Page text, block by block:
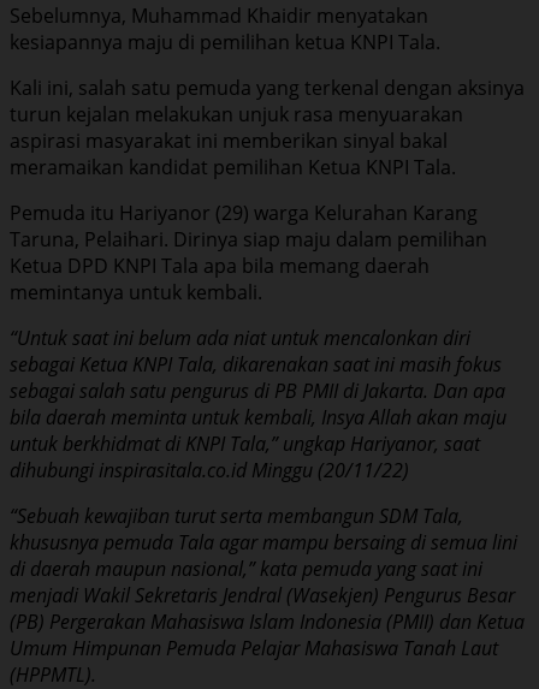
Sebelumnya, Muhammad Khaidir menyatakan
kesiapannya maju di pemilihan ketua KNPI Tala.
Kali ini, salah satu pemuda yang terkenal dengan aksinya
turun kejalan melakukan unjuk rasa menyuarakan
aspirasi masyarakat ini memberikan sinyal bakal
meramaikan kandidat pemilihan Ketua KNPI Tala.
Pemuda itu Hariyanor (29) warga Kelurahan Karang
Taruna, Pelaihari. Dirinya siap maju dalam pemilihan
Ketua DPD KNPI Tala apa bila memang daerah
memintanya untuk kembali.
“Untuk saat ini belum ada niat untuk mencalonkan diri
sebagai Ketua KNPI Tala, dikarenakan saat ini masih fokus
sebagai salah satu pengurus di PB PMII di Jakarta. Dan apa
bila daerah meminta untuk kembali, Insya Allah akan maju
untuk berkhidmat di KNPI Tala,” ungkap Hariyanor, saat
dihubungi inspirasitala.co.id Minggu (20/11/22)
“Sebuah kewajiban turut serta membangun SDM Tala,
khususnya pemuda Tala agar mampu bersaing di semua lini
di daerah maupun nasional,” kata pemuda yang saat ini
menjadi Wakil Sekretaris Jendral (Wasekjen) Pengurus Besar
(PB) Pergerakan Mahasiswa Islam Indonesia (PMII) dan Ketua
Umum Himpunan Pemuda Pelajar Mahasiswa Tanah Laut
(HPPMTL).